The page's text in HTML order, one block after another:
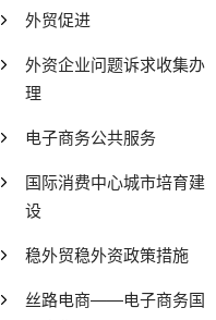
外贸促进
外资企业问题诉求收集办
理
电子商务公共服务
国际消费中心城市培育建
设
稳外贸稳外资政策措施
丝路电商——电子商务国